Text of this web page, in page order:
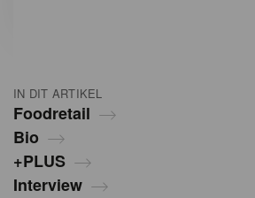
IN DIT ARTIKEL
Foodretail
Bio
+PLUS
Interview